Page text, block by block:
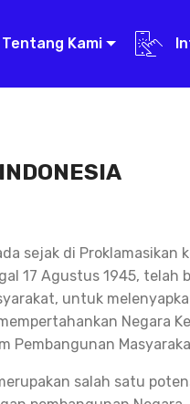
Tentang Kami
sejak di Proklamasikan
17 Agustus 1945, telah
untuk
Negara
Pembangunan
salah satu